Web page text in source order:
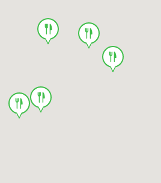
food
food
food
food
food